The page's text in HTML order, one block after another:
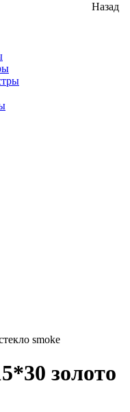
Назад
smoke
золото